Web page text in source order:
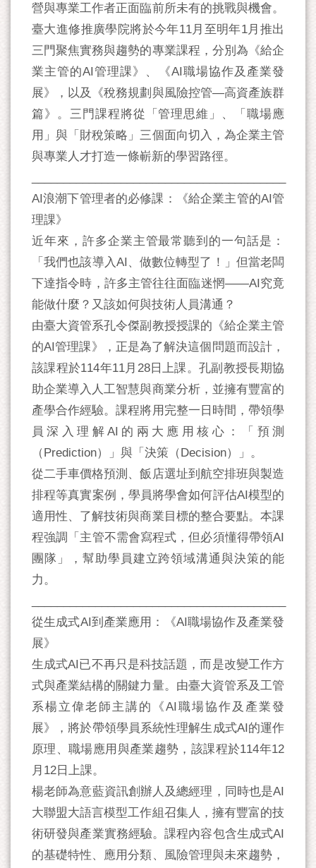
營與專業工作者正面臨前所未有的挑戰與機會。
臺大進修推廣學院將於今年11月至明年1月推出
三門聚焦實務與趨勢的專業課程，分別為《給企
業主管的AI管理課》、《AI職場協作及產業發
展》，以及《稅務規劃與風險控管—高資產族群
篇》。三門課程將從「管理思維」、「職場應
用」與「財稅策略」三個面向切入，為企業主管
與專業人才打造一條嶄新的學習路徑。
AI浪潮下管理者的必修課：《給企業主管的AI管
理課》
近年來，許多企業主管最常聽到的一句話是：
「我們也該導入AI、做數位轉型了！」但當老闆
下達指令時，許多主管往往面臨迷惘——AI究竟
能做什麼？又該如何與技術人員溝通？
由臺大資管系孔令傑副教授授課的《給企業主管
的AI管理課》，正是為了解決這個問題而設計，
該課程於114年11月28日上課。孔副教授長期協
助企業導入人工智慧與商業分析，並擁有豐富的
產學合作經驗。課程將用完整一日時間，帶領學
員深入理解AI的兩大應用核心：「預測
（Prediction）」與「決策（Decision）」。
從二手車價格預測、飯店選址到航空排班與製造
排程等真實案例，學員將學會如何評估AI模型的
適用性、了解技術與商業目標的整合要點。本課
程強調「主管不需會寫程式，但必須懂得帶領AI
團隊」，幫助學員建立跨領域溝通與決策的能
力。
從生成式AI到產業應用：《AI職場協作及產業發
展》
生成式AI已不再只是科技話題，而是改變工作方
式與產業結構的關鍵力量。由臺大資管系及工管
系楊立偉老師主講的《AI職場協作及產業發
展》，將於帶領學員系統性理解生成式AI的運作
原理、職場應用與產業趨勢，該課程於114年12
月12日上課。
楊老師為意藍資訊創辦人及總經理，同時也是AI
大聯盟大語言模型工作組召集人，擁有豐富的技
術研發與產業實務經驗。課程內容包含生成式AI
的基礎特性、應用分類、風險管理與未來趨勢，